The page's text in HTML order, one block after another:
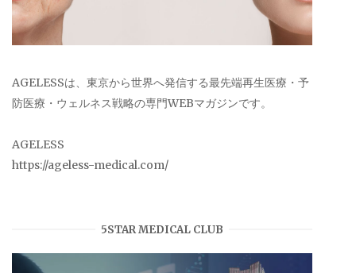
AGELESSは、東京から世界へ発信する最先端再生医療・予
防医療・ウェルネス戦略の専門WEBマガジンです。
AGELESS
https://ageless-medical.com/
5STAR MEDICAL CLUB